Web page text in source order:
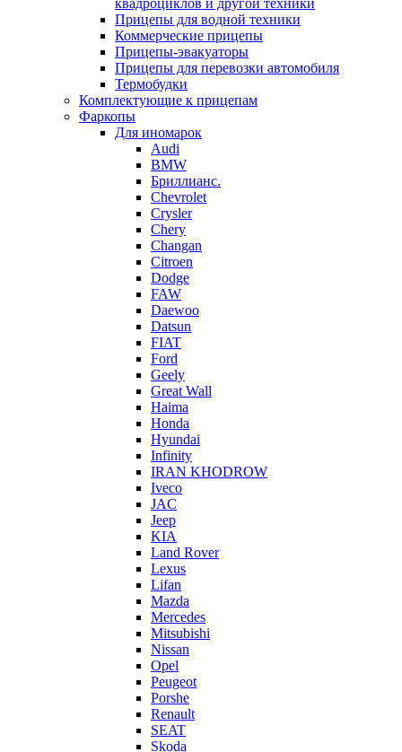
квадроциклов и другой техники
Прицепы для водной техники
Коммерческие прицепы
Прицепы-эвакуаторы
Прицепы для перевозки автомобиля
Термобудки
Комплектующие к прицепам
Фаркопы
Для иномарок
Audi
BMW
Бриллианс.
Chevrolet
Crysler
Chery
Changan
Citroen
Dodge
FAW
Daewoo
Datsun
FIAT
Ford
Geely
Great Wall
Haima
Honda
Hyundai
Infinity
IRAN KHODROW
Iveco
JAC
Jeep
KIA
Land Rover
Lexus
Lifan
Mazda
Mercedes
Mitsubishi
Nissan
Opel
Peugeot
Porshe
Renault
SEAT
Skoda